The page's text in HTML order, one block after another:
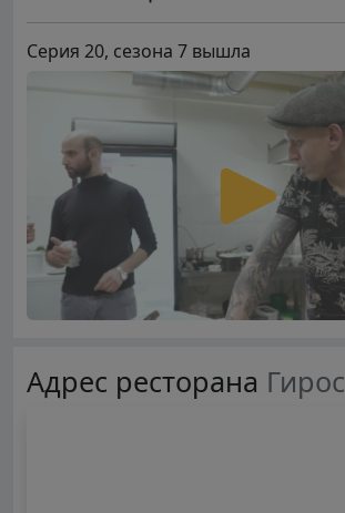
Серия 20, сезона 7 вышла
Адрес ресторана Гирос